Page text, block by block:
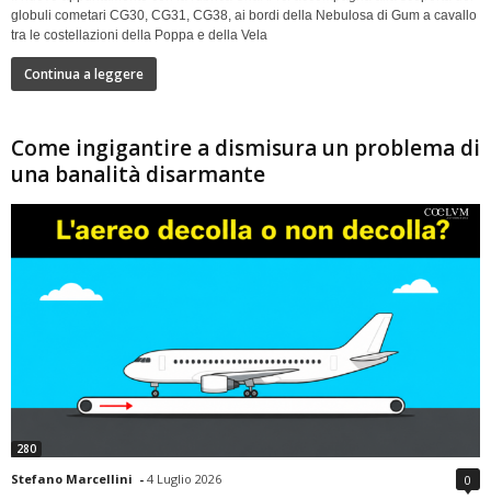
globuli cometari CG30, CG31, CG38, ai bordi della Nebulosa di Gum a cavallo
tra le costellazioni della Poppa e della Vela
Continua a leggere
Come ingigantire a dismisura un problema di
una banalità disarmante
280
Stefano Marcellini - 4 Luglio 2026 0